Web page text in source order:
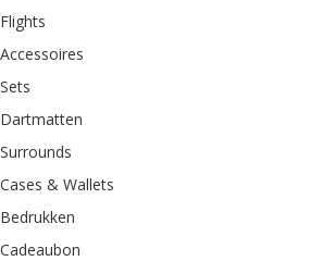
Flights
Accessoires
Sets
Dartmatten
Surrounds
Cases & Wallets
Bedrukken
Cadeaubon